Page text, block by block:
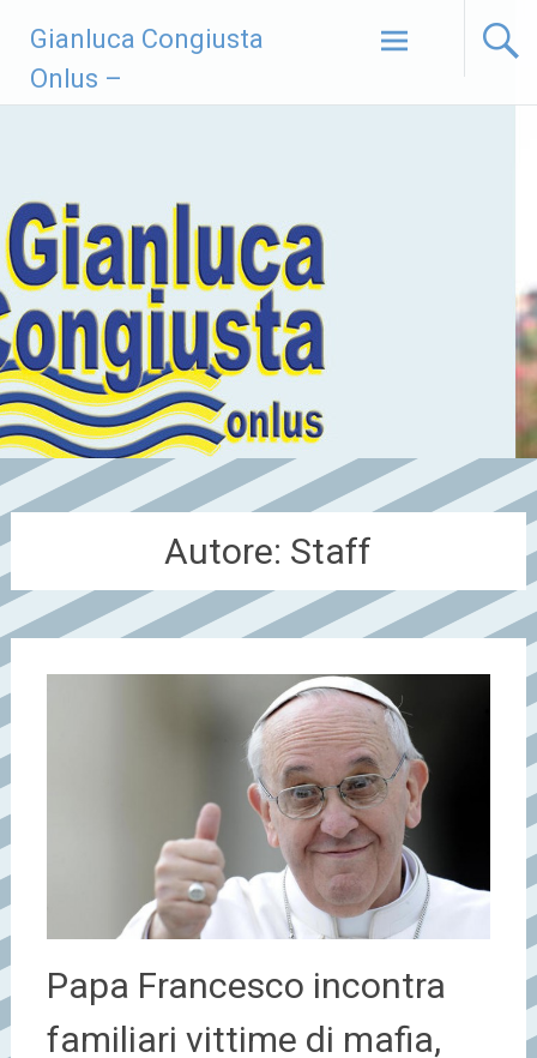
contenuto
Gianluca Congiusta
Onlus –
Autore: Staff
Papa Francesco incontra
familiari vittime di mafia,